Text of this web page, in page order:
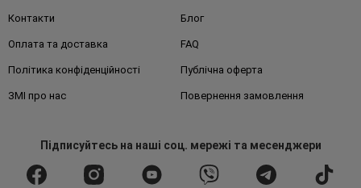
Контакти Блог
Оплата та доставка FAQ
Політика конфіденційності Публічна оферта
ЗМІ про нас Повернення замовлення
Підписуйтесьна наші соц. мережі та месенджери